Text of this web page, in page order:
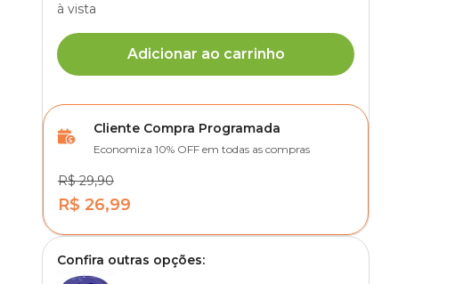
à vista
Adicionar ao carrinho
Cliente Compra Programada
Economiza 10% OFF em todas as compras
R$ 29,90
R$ 26,99
Confira outras opções: